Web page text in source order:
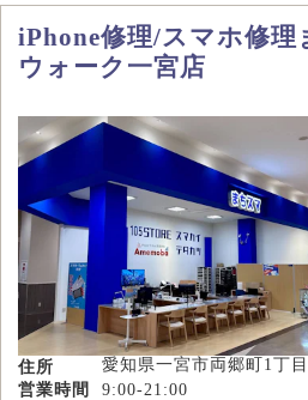
iPhone修理/スマホ修理
ウォーク一宮店
住所
愛知県一宮市両郷町1丁
営業時間
9:00-21:00